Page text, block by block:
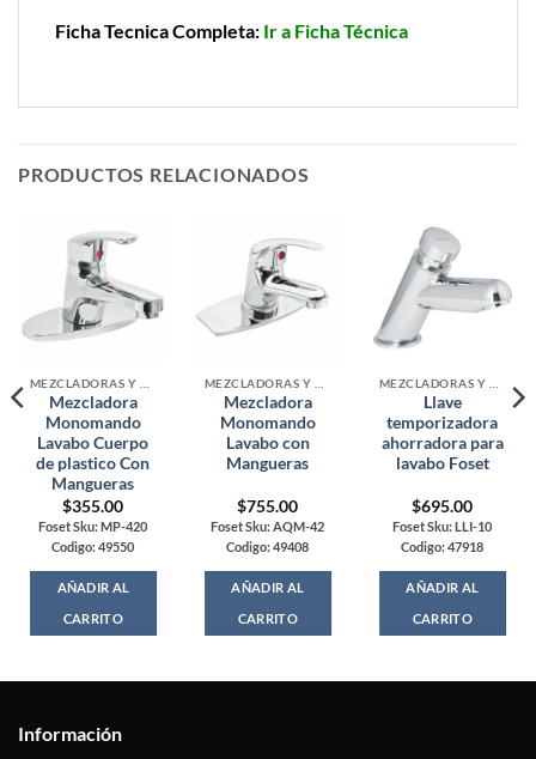
Ficha Tecnica Completa: Ir a Ficha Técnica
PRODUCTOS RELACIONADOS
Mezcladora
Monomando
Lavabo Cuerpo
de plastico Con
Mangueras
$355.00
Foset Sku: MP-420
Codigo: 49550
AÑADIR AL
CARRITO
Mezcladora
Monomando
Lavabo con
Mangueras
$755.00
Foset Sku: AQM-42
Codigo: 49408
AÑADIR AL
CARRITO
Llave
temporizadora
ahorradora para
lavabo Foset
$695.00
Foset Sku: LLI-10
Codigo: 47918
AÑADIR AL
CARRITO
Información